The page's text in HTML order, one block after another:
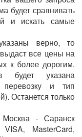
будет сравнивать
и искать самые
верно, то
все цены на
к более дорогим.
будет указана
перевозку и тип
Останется только
Москва - Саранск
MasterCard,